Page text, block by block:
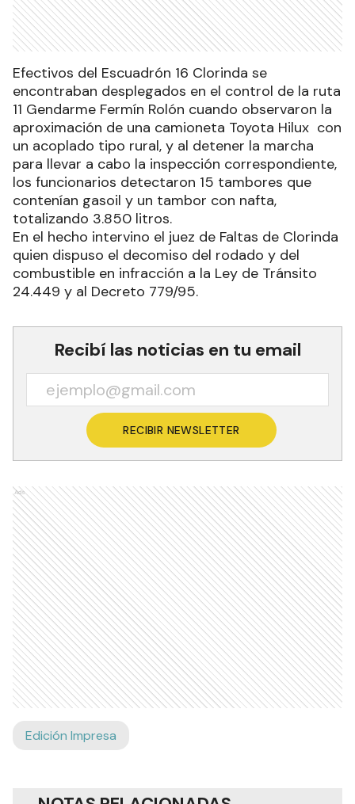
Efectivos del Escuadrón 16 Clorinda se
encontraban desplegados en el control de la ruta
11 Gendarme Fermín Rolón cuando observaron la
aproximación de una camioneta Toyota Hilux con
un acoplado tipo rural, y al detener la marcha
para llevar a cabo la inspección correspondiente,
los funcionarios detectaron 15 tambores que
contenían gasoil y un tambor con nafta,
totalizando 3.850 litros.
En el hecho intervino el juez de Faltas de Clorinda
quien dispuso el decomiso del rodado y del
combustible en infracción a la Ley de Tránsito
24.449 y al Decreto 779/95.
Recibí las noticias en tu email
RECIBIR NEWSLETTER
Ads
Edición Impresa